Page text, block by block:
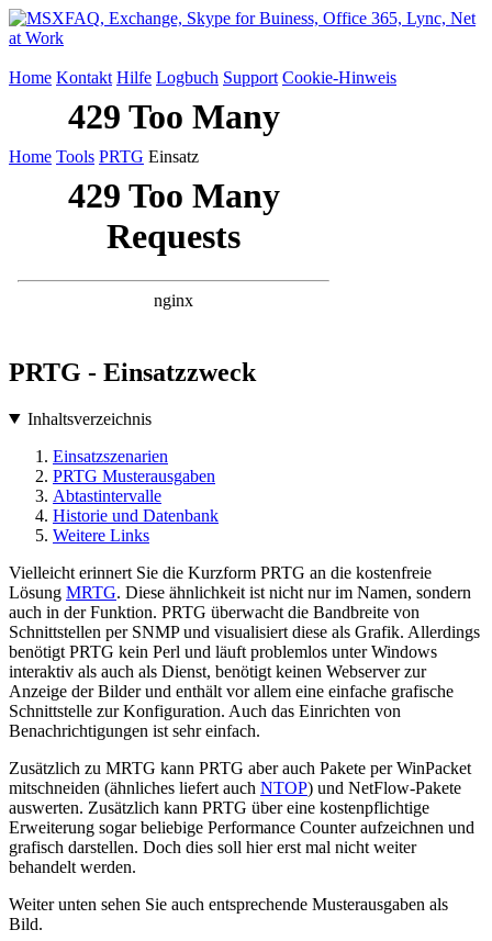
Home Kontakt Hilfe Logbuch Support Cookie-Hinweis
Home Tools PRTG Einsatz
PRTG - Einsatzzweck
Inhaltsverzeichnis
Einsatzszenarien
PRTG Musterausgaben
Abtastintervalle
Historie und Datenbank
Weitere Links
Vielleicht erinnert Sie die Kurzform PRTG an die kostenfreie
Lösung MRTG. Diese ähnlichkeit ist nicht nur im Namen, sondern
auch in der Funktion. PRTG überwacht die Bandbreite von
Schnittstellen per SNMP und visualisiert diese als Grafik. Allerdings
benötigt PRTG kein Perl und läuft problemlos unter Windows
interaktiv als auch als Dienst, benötigt keinen Webserver zur
Anzeige der Bilder und enthält vor allem eine einfache grafische
Schnittstelle zur Konfiguration. Auch das Einrichten von
Benachrichtigungen ist sehr einfach.
Zusätzlich zu MRTG kann PRTG aber auch Pakete per WinPacket
mitschneiden (ähnliches liefert auch NTOP) und NetFlow-Pakete
auswerten. Zusätzlich kann PRTG über eine kostenpflichtige
Erweiterung sogar beliebige Performance Counter aufzeichnen und
grafisch darstellen. Doch dies soll hier erst mal nicht weiter
behandelt werden.
Weiter unten sehen Sie auch entsprechende Musterausgaben als
Bild.